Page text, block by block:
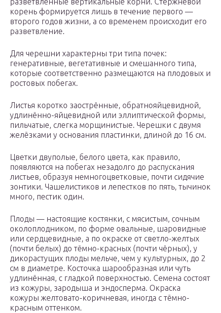
корень формируется лишь в течение первого —
второго годов жизни, а со временем происходит его
разветвление.
Для черешни характерны три типа почек:
генеративные, вегетативные и смешанного типа,
которые соответственно размещаются на плодовых и
ростовых побегах.
Листья коротко заострённые, обратнояйцевидной,
удлинённо-яйцевидной или эллиптической формы,
пильчатые, слегка морщинистые. Черешки с двумя
желёзками у основания пластинки, длиной до 16 см.
Цветки двуполые, белого цвета, как правило,
появляются на побегах незадолго до распускания
листьев, образуя немногоцветковые, почти сидячие
зонтики. Чашелистиков и лепестков по пять, тычинок
много, пестик один.
Плоды — настоящие костянки, с мясистым, сочным
околоплодником, по форме овальные, шаровидные
или сердцевидные, а по окраске от светло-желтых
(почти белых) до тёмно-красных (почти чёрных), у
дикорастущих плоды мельче, чем у культурных, до 2
см в диаметре. Косточка шарообразная или чуть
удлинённая, с гладкой поверхностью. Семена состоят
из кожуры, зародыша и эндосперма. Окраска
кожуры желтовато-коричневая, иногда с тёмно-
красным оттенком.